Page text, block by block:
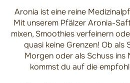
Aronia ist eine reine
Mit unserem Pfälzer Aronia-
mixen, Smoothies verfeinern
quasi keine Grenzen! Ob als
Morgen oder als Schuss ins
kommst du auf die